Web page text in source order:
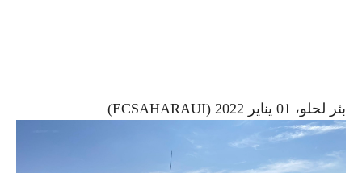
بئر لحلو، 01 يناير 2022 (ECSAHARAUI)